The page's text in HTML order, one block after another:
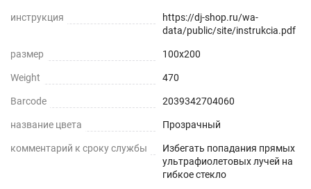
Звукопоглощение
Приглушает звон столовых приборов.
Долговечно
До 5 лет использования
инструкция
https://dj-shop.ru/wa-
data/public/site/instrukcia.pdf
размер 100x200
Weight 470
Barcode 2039342704060
название цвета Прозрачный
комментарий к сроку службы
Избегать попадания прямых
ультрафиолетовых лучей на
гибкое стекло